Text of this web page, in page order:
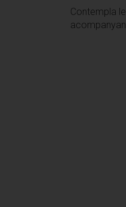
Contempla